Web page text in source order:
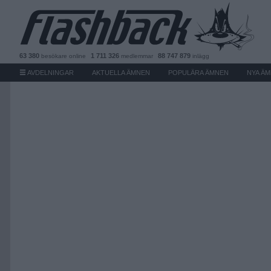
63 380 besökare online 1 711 326 medlemmar 88 747 879 inlägg
AVDELNINGAR AKTUELLA ÄMNEN POPULÄRA ÄMNEN NYA